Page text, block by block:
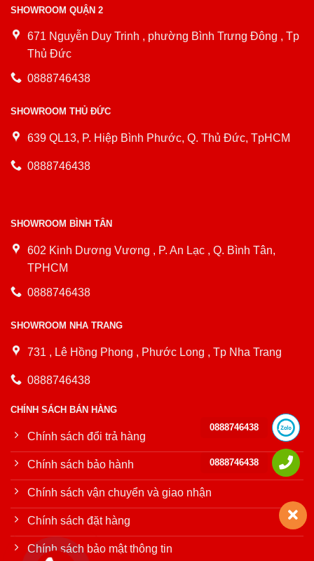
SHOWROOM QUẬN 2
671 Nguyễn Duy Trinh , phường Bình Trưng Đông , Tp
Thủ Đức
0888746438
SHOWROOM THỦ ĐỨC
639 QL13, P. Hiệp Bình Phước, Q. Thủ Đức, TpHCM
0888746438
SHOWROOM BÌNH TÂN
602 Kinh Dương Vương , P. An Lạc , Q. Bình Tân,
TPHCM
0888746438
SHOWROOM NHA TRANG
731 , Lê Hồng Phong , Phước Long , Tp Nha Trang
0888746438
CHÍNH SÁCH BÁN HÀNG
Chính sách đổi trả hàng
Chính sách bảo hành
Chính sách vận chuyển và giao nhận
Chính sách đặt hàng
Chính sách bảo mật thông tin
0888746438
0888746438